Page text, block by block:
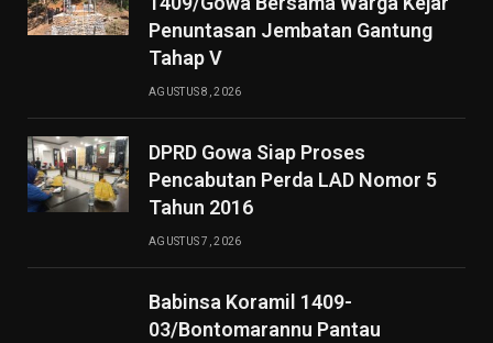
Penuntasan Jembatan Gantung
Tahap V
AGUSTUS 8, 2026
DPRD Gowa Siap Proses
Pencabutan Perda LAD Nomor 5
Tahun 2016
AGUSTUS 7, 2026
Babinsa Koramil 1409-
03/Bontomarannu Pantau